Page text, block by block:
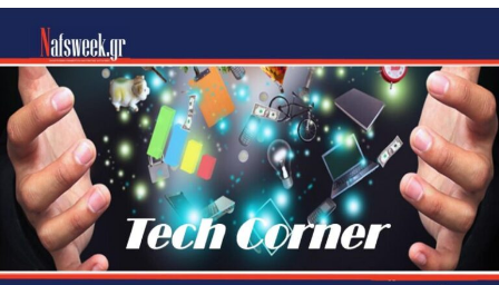
USB Implementers Forum (USB-IF), χρησιμοποιεί τρία
τυπικά χρώματα για USB: Λευκό (USB 1.0), μαύρο (USB
2.0) και μπλε (USB 3.0, 3.1 ή SuperSpeed). «Το μπλε είναι
το συνιστώμενο χρώμα για την υποδοχή USB 3.1
Standard-A… για να βοηθήσει τους χρήστες να τη
διακρίνουν από την υποδοχή USB 2.0 Standard-A»,
αναφέρει η εταιρεία σε παλαιότερο έγγραφο για τις θύρες
USB. Οποιοδήποτε άλλο χρώμα, συμπεριλαμβανομένου
του πράσινου, του μοβ ή του πορτοκαλί, δεν αποτελεί
μέρος των προτύπων USB-IF και δεν έχει «επίσημη»